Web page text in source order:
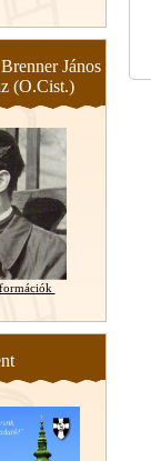
János
(O.Cist.)